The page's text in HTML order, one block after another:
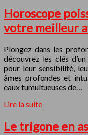
Horoscope
votre meilleur
Plongez dans les
découvrez les clés
pour leur sensibilité,
âmes profondes et
eaux tumultueuses de…
Lire la suite
Le trigone en